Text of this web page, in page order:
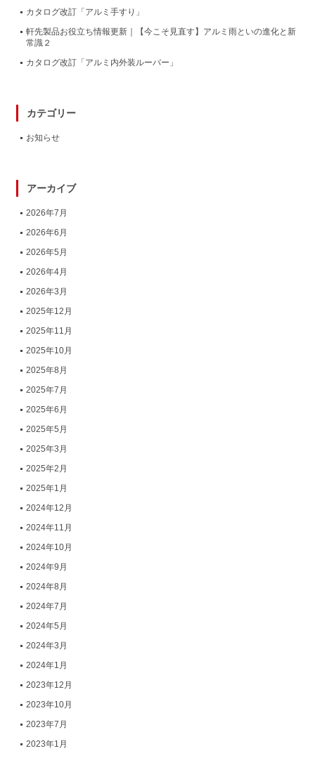
カタログ改訂「アルミ手すり」
軒先製品お役立ち情報更新｜【今こそ見直す】アルミ雨といの進化と新
常識２
カタログ改訂「アルミ内外装ルーバー」
カテゴリー
お知らせ
アーカイブ
2026年7月
2026年6月
2026年5月
2026年4月
2026年3月
2025年12月
2025年11月
2025年10月
2025年8月
2025年7月
2025年6月
2025年5月
2025年3月
2025年2月
2025年1月
2024年12月
2024年11月
2024年10月
2024年9月
2024年8月
2024年7月
2024年5月
2024年3月
2024年1月
2023年12月
2023年10月
2023年7月
2023年1月